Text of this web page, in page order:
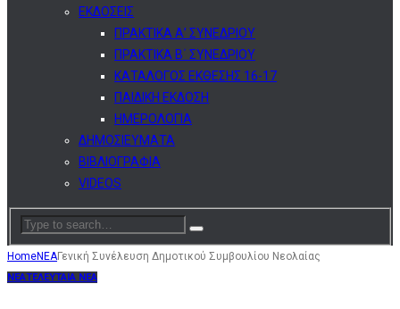
ΕΚΔΟΣΕΙΣ
ΠΡΑΚΤΙΚΑ Α’ ΣΥΝΕΔΡΙΟΥ
ΠΡΑΚΤΙΚΑ Β΄ ΣΥΝΕΔΡΙΟΥ
ΚΑΤΑΛΟΓΟΣ ΕΚΘΕΣΗΣ 16-17
ΠΑΙΔΙΚΗ ΕΚΔΟΣΗ
ΗΜΕΡΟΛΟΓΙΑ
ΔΗΜΟΣΙΕΥΜΑΤΑ
ΒΙΒΛΙΟΓΡΑΦΙΑ
VIDEOS
HomeΝΕΑΓενική Συνέλευση Δημοτικού Συμβουλίου Νεολαίας
ΝΕΑΤΕΛΕΥΤΑΙΑ ΝΕΑ